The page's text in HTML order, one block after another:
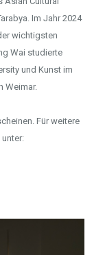
Im Jahr 2024
wichtigsten
Wai studierte
und Kunst im
Weimar.
Für weitere